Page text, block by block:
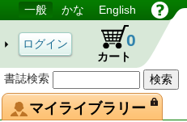
書誌検索
一般 かな English
カート
0
マイライブラリー